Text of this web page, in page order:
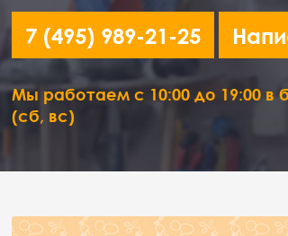
7 (495) 989-21-25
Мы работаем с 10:00 до 19:00 в
(сб, вс)